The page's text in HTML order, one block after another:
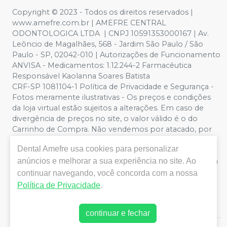
Copyright © 2023 - Todos os direitos reservados |
www.amefre.com.br | AMEFRE CENTRAL
ODONTOLOGICA LTDA | CNPJ 10591353000167 | Av.
Leôncio de Magalhães, 568 - Jardim São Paulo / São
Paulo - SP, 02042-010 | Autorizações de Funcionamento
ANVISA - Medicamentos: 1.12.244-2 Farmacêutica
Responsável Kaolanna Soares Batista
CRF-SP 1081104-1 Política de Privacidade e Segurança -
Fotos meramente ilustrativas - Os preços e condições
da loja virtual estão sujeitos a alterações. Em caso de
divergência de preços no site, o valor válido é o do
Carrinho de Compra. Não vendemos por atacado, por
de grandes volumes pelo site.Importante:Ofertas
válidas enquanto durarem os estoques. Vendas sujeitas a
análise, disponibilidade e confirmação de dados pela
Dental Amefre. CUPONS DE DESCONTO NÃO SÃO
Dental Amefre usa cookies para personalizar
anúncios e melhorar a sua experiência no site. Ao
continuar navegando, você concorda com a nossa
Política de Privacidade.
continuar e fechar